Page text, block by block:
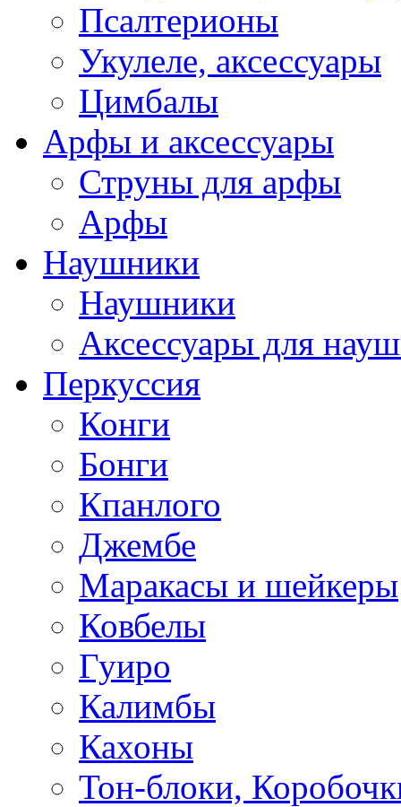
Псалтерионы
Укулеле, аксессуары
Цимбалы
Арфы и аксессуары
Струны для арфы
Арфы
Наушники
Наушники
Аксессуары для
Перкуссия
Конги
Бонги
Кпанлого
Джембе
Маракасы и шейкеры
Ковбелы
Гуиро
Калимбы
Кахоны
Тон-блоки,